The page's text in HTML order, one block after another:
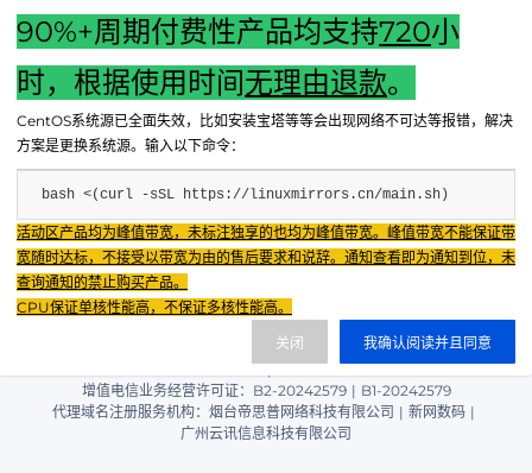
上一篇：【低配置也能畅玩的主机游戏推荐】
下一篇："国产游戏主机畅玩大作：引领全新游戏体验风潮"
Fenxun Tech 飞讯科技旗下云平台，相关服务主体：
重庆飞讯科技有限公司|中国电信股份有限公司荣昌分公司 提供网络服务 |
重庆飞讯科技有限公司|酷盾 提供CDN服务
渝ICP备2024034038号-1
渝公网安备50022602000851号
渝ICP证2024034038号 |
|
增值电信业务经营许可证：B2-20242579 | B1-20242579
代理域名注册服务机构：烟台帝思普网络科技有限公司 | 新网数码 |
广州云讯信息科技有限公司
90%+周期付费性产品均支持720小
时，根据使用时间无理由退款。
CentOS系统源已全面失效，比如安装宝塔等等会出现网络不可达等报错，解决
方案是更换系统源。输入以下命令：
bash <(curl -sSL https://linuxmirrors.cn/main.sh)
活动区产品均为峰值带宽，未标注独享的也均为峰值带宽。峰值带宽不能保证带
宽随时达标，不接受以带宽为由的售后要求和说辞。通知查看即为通知到位，未
查询通知的禁止购买产品。
CPU保证单核性能高，不保证多核性能高。
我确认阅读并且同意
关闭